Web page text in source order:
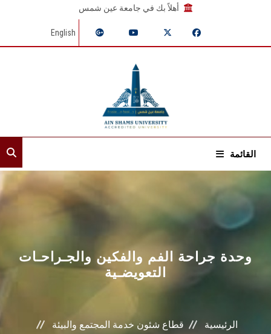
أهلاً بك في جامعة عين شمس
English
القائمة
الرئيسية
إدارات القطاع
المراكز والوحدات
وحدة جراحة الفم والفكين والجـراحـات
التعويضـية
الرئيسية
قطاع شئون خدمة المجتمع والبيئة